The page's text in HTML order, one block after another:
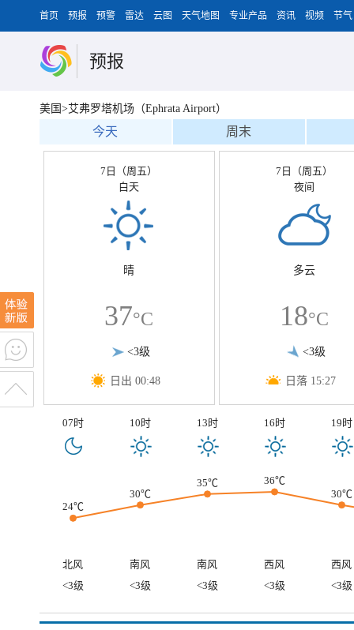
首页 预报 预警 雷达 云图 天气地图 专业产品 资讯 视频 节气
预报
美国>艾弗罗塔机场（Ephrata Airport）
今天 周末
7日（周五）
白天
晴
37°C
<3级
日出 00:48
7日（周五）
夜间
多云
18°C
<3级
日落 15:27
07时 10时 13时 16时 19时
24℃
30℃
35℃
36℃
30℃
北风 南风 南风 西风
西风
<3级
<3级 <3级 <3级 <3级